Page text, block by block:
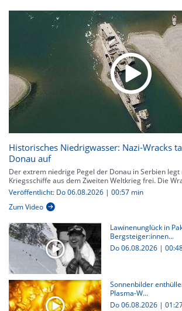
Historisches Niedrigwasser: Nazi-Wracks
Donau auf
Der extrem niedrige Pegel der Donau in Serbien legt
Kriegsschiffe aus dem Zweiten Weltkrieg frei. Die
Veröffentlicht: Do 06.08.2026 | 00:57 min
Zum Video
Lawinenunglück in
Bergsteiger:innen...
Do 06.08.2026 |
Sonnenbilder
Plasma-W...
Do 06.08.2026 |